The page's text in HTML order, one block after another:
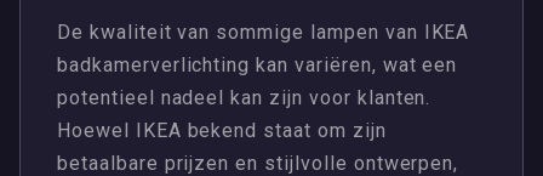
De kwaliteit van sommige lampen van IKEA
badkamerverlichting kan variëren, wat een
potentieel nadeel kan zijn voor klanten.
Hoewel IKEA bekend staat om zijn
betaalbare prijzen en stijlvolle ontwerpen,